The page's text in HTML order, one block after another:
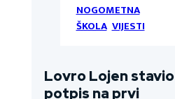
NOGOMETNA
ŠKOLA,VIJESTI
Lovro Lojen stavio
potpis na prvi